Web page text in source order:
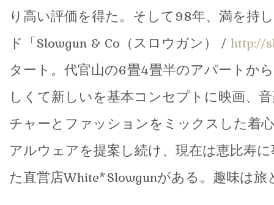
り高い評価を得た。そして98年、満を持
ド「Slowgun & Co（スロウガン） / http://
タート。代官山の6畳4畳半のアパートか
しくて新しいを基本コンセプトに映画、
チャーとファッションをミックスした着
アルウェアを提案し続け、現在は恵比寿
た直営店White*Slowgunがある。趣味は旅